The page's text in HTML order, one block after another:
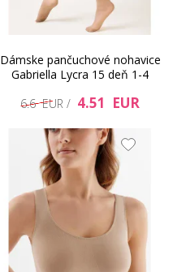
Dámske pančuchové nohavice
Gabriella Lycra 15 deň 1-4
6.6 EUR / 4.51 EUR